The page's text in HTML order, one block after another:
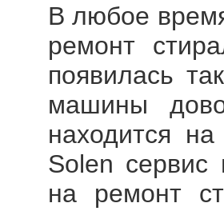
В любое
ремонт
появилась
машины
находится
Solen сервис
на ремонт